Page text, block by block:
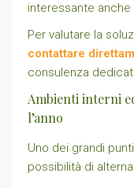
interessante
Per valutare la
contattare
consulenza
Ambienti interni
l’anno
Uno dei grandi
possibilità di